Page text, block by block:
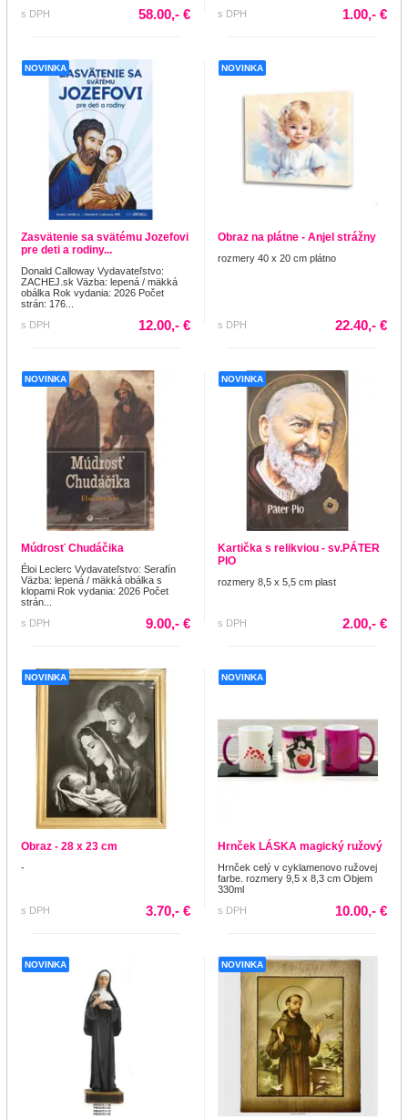
s DPH
58.00,- €
s DPH
1.00,- €
NOVINKA
Zasvätenie sa svätému Jozefovi
pre deti a rodiny...
Donald Calloway Vydavateľstvo:
ZACHEJ.sk Väzba: lepená / mäkká
obálka Rok vydania: 2026 Počet
strán: 176...
s DPH
12.00,- €
NOVINKA
Obraz na plátne - Anjel strážny
rozmery 40 x 20 cm plátno
s DPH 22.40,- €
NOVINKA
Múdrosť Chudáčika
Éloi Leclerc Vydavateľstvo: Serafín
Väzba: lepená / mäkká obálka s
klopami Rok vydania: 2026 Počet
strán...
s DPH
9.00,- €
NOVINKA
Kartička s relikviou - sv.PÁTER
PIO
rozmery 8,5 x 5,5 cm plast
s DPH 2.00,- €
NOVINKA
Obraz - 28 x 23 cm
-
s DPH 3.70,- €
NOVINKA
Hrnček LÁSKA magický ružový
Hrnček celý v cyklamenovo ružovej
farbe. rozmery 9,5 x 8,3 cm Objem
330ml
s DPH
10.00,- €
NOVINKA NOVINKA